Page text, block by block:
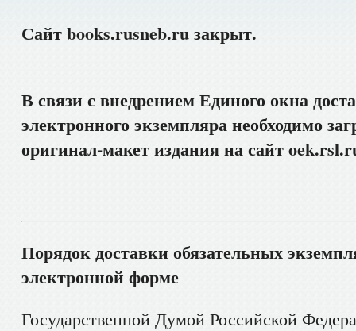
Сайт books.rusneb.ru закрыт.
В связи с внедрением Единого окна
электронного экземпляра необходимо
оригинал-макет издания на сайт
Порядок доставки обязательных
электронной форме
Государственной Думой Российской